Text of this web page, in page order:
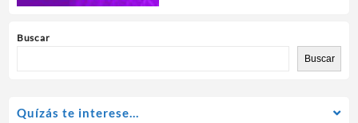
Buscar
Buscar
Quízás te interese…